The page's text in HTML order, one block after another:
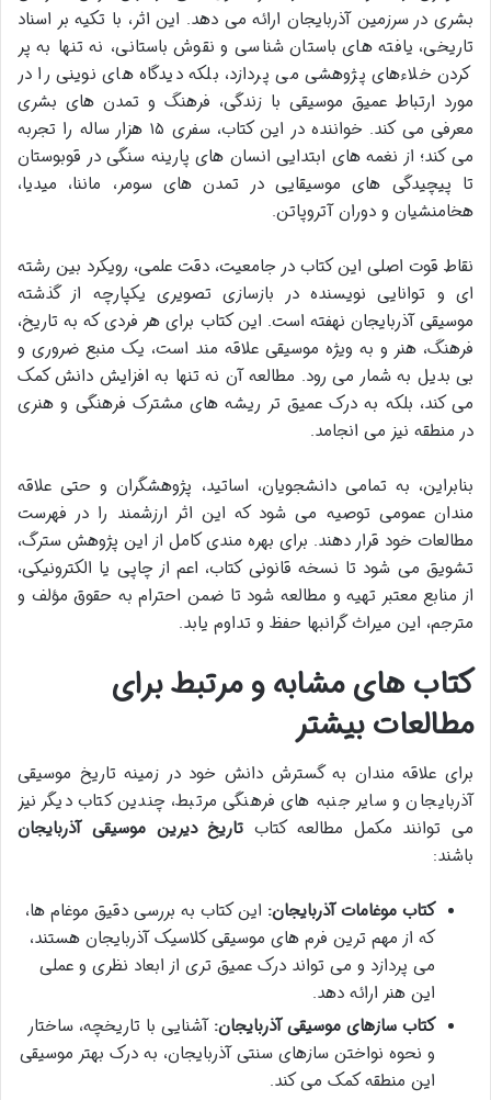
بشری در سرزمین آذربایجان ارائه می دهد. این اثر، با تکیه بر اسناد
تاریخی، یافته های باستان شناسی و نقوش باستانی، نه تنها به پر
کردن خلاءهای پژوهشی می پردازد، بلکه دیدگاه های نوینی را در
مورد ارتباط عمیق موسیقی با زندگی، فرهنگ و تمدن های بشری
معرفی می کند. خواننده در این کتاب، سفری ۱۵ هزار ساله را تجربه
می کند؛ از نغمه های ابتدایی انسان های پارینه سنگی در قوبوستان
تا پیچیدگی های موسیقایی در تمدن های سومر، ماننا، میدیا،
هخامنشیان و دوران آتروپاتن.
نقاط قوت اصلی این کتاب در جامعیت، دقت علمی، رویکرد بین رشته
ای و توانایی نویسنده در بازسازی تصویری یکپارچه از گذشته
موسیقی آذربایجان نهفته است. این کتاب برای هر فردی که به تاریخ،
فرهنگ، هنر و به ویژه موسیقی علاقه مند است، یک منبع ضروری و
بی بدیل به شمار می رود. مطالعه آن نه تنها به افزایش دانش کمک
می کند، بلکه به درک عمیق تر ریشه های مشترک فرهنگی و هنری
در منطقه نیز می انجامد.
بنابراین، به تمامی دانشجویان، اساتید، پژوهشگران و حتی علاقه
مندان عمومی توصیه می شود که این اثر ارزشمند را در فهرست
مطالعات خود قرار دهند. برای بهره مندی کامل از این پژوهش سترگ،
تشویق می شود تا نسخه قانونی کتاب، اعم از چاپی یا الکترونیکی،
از منابع معتبر تهیه و مطالعه شود تا ضمن احترام به حقوق مؤلف و
مترجم، این میراث گرانبها حفظ و تداوم یابد.
کتاب های مشابه و مرتبط برای
مطالعات بیشتر
برای علاقه مندان به گسترش دانش خود در زمینه تاریخ موسیقی
آذربایجان و سایر جنبه های فرهنگی مرتبط، چندین کتاب دیگر نیز
می توانند مکمل مطالعه کتاب تاریخ دیرین موسیقی آذربایجان
باشند:
کتاب موغامات آذربایجان: این کتاب به بررسی دقیق موغام ها،
که از مهم ترین فرم های موسیقی کلاسیک آذربایجان هستند،
می پردازد و می تواند درک عمیق تری از ابعاد نظری و عملی
این هنر ارائه دهد.
کتاب سازهای موسیقی آذربایجان: آشنایی با تاریخچه، ساختار
و نحوه نواختن سازهای سنتی آذربایجان، به درک بهتر موسیقی
این منطقه کمک می کند.